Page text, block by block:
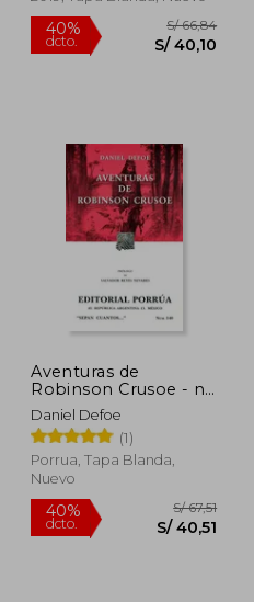
40%
dcto. S/
Aventuras de
Robinson Crusoe - nº
140
Daniel Defoe
(1)
Porrua, Tapa Blanda,
Nuevo